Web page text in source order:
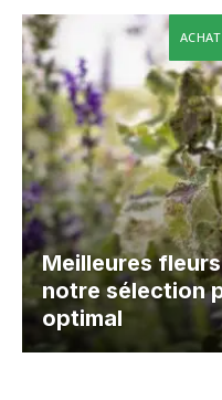
Meilleures
notre sélection
optimal